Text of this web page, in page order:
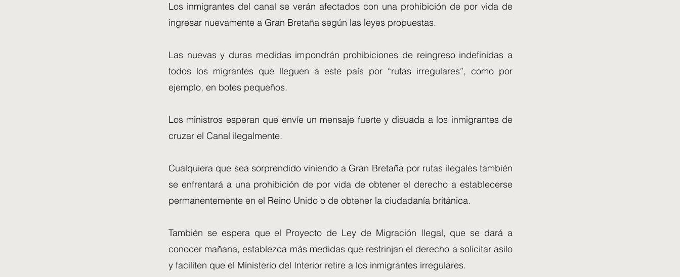
Los inmigrantes del canal se verán afectados con una prohibición de por vida de
ingresar nuevamente a Gran Bretaña según las leyes propuestas.
Las nuevas y duras medidas impondrán prohibiciones de reingreso indefinidas a
todos los migrantes que lleguen a este país por “rutas irregulares”, como por
ejemplo, en botes pequeños.
Los ministros esperan que envíe un mensaje fuerte y disuada a los inmigrantes de
cruzar el Canal ilegalmente.
Cualquiera que sea sorprendido viniendo a Gran Bretaña por rutas ilegales también
se enfrentará a una prohibición de por vida de obtener el derecho a establecerse
permanentemente en el Reino Unido o de obtener la ciudadanía británica.
También se espera que el Proyecto de Ley de Migración Ilegal, que se dará a
conocer mañana, establezca más medidas que restrinjan el derecho a solicitar asilo
y faciliten que el Ministerio del Interior retire a los inmigrantes irregulares.